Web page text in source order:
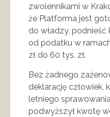
zwolennikami w
że Platforma jest
do władzy,
od podatku w
zł do 60 tys. zł.
Bez żadnego
deklarację człowiek,
letniego
podwyższył kwotę